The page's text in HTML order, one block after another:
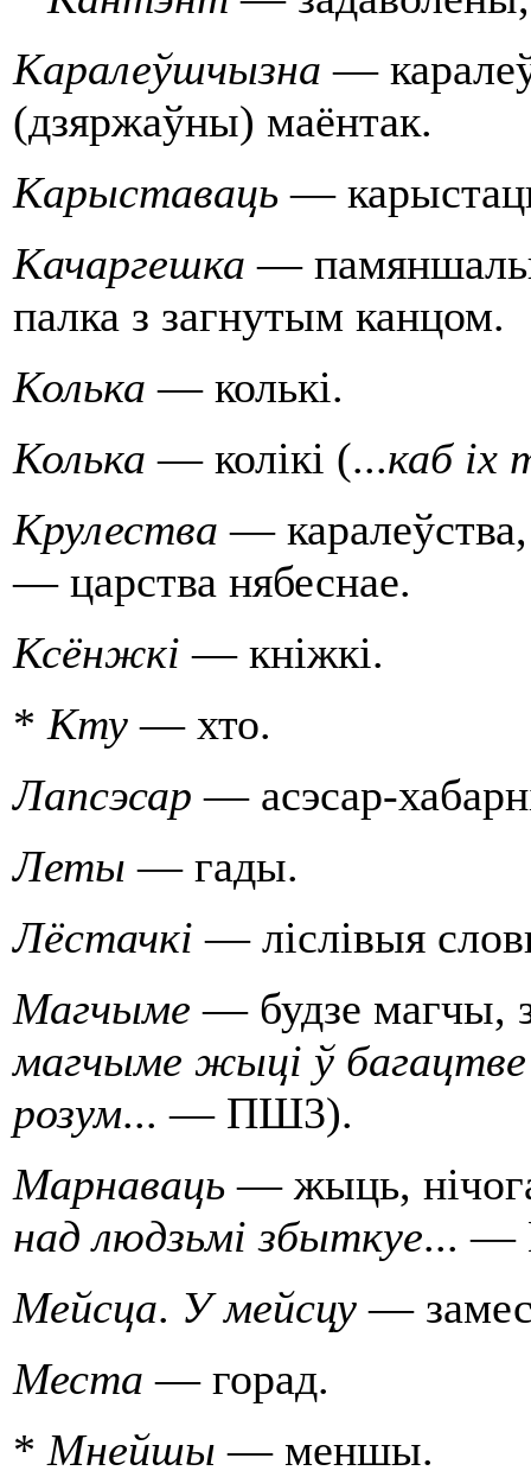
Каралеўшчызна —
(дзяржаўны) маёнтак.
Карыставаць—
Качаргешка —
палка з загнутым канцом.
Колька — колькi.
Колька — колiкi (...каб iх
Крулества —
— царства нябеснае.
Ксёнжкі — кнiжкi.
* Кту — хто.
Лапсэсар — асэсар-
Леты — гады.
Лёстачкі — лiслiвыя
Магчыме — будзе магчы,
магчыме жыцi ў багацтве
розум... — ПШ3).
Марнаваць— жыць,
над людзьмi збыткуе... —
Мейсца. У мейсцу—
Места — горад.
* Мнейшы — меншы.